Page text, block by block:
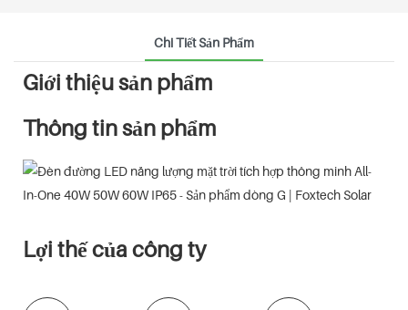
Chi Tiết Sản Phẩm
Giới thiệu sản phẩm
Thông tin sản phẩm
Lợi thế của công ty